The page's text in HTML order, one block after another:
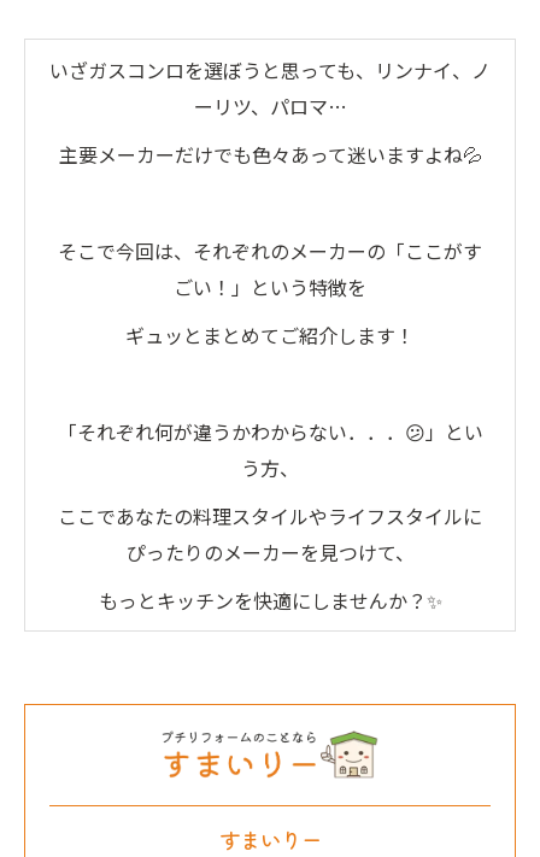
いざガスコンロを選ぼうと思っても、リンナイ、ノ
ーリツ、パロマ…
主要メーカーだけでも色々あって迷いますよね💦
そこで今回は、それぞれのメーカーの「ここがす
ごい！」という特徴を
ギュッとまとめてご紹介します！
「それぞれ何が違うかわからない．．．😕」とい
う方、
ここであなたの料理スタイルやライフスタイルに
ぴったりのメーカーを見つけて、
もっとキッチンを快適にしませんか？✨
すまいりー